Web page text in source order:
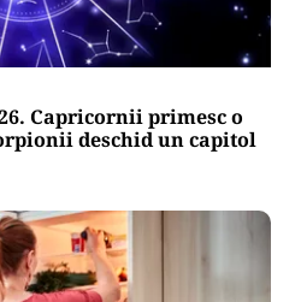
Capricornii primesc o
deschid un capitol